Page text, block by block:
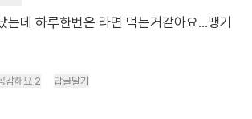
는데 하루한번은 라면 먹는거같아요...땡기
감해요 2 답글달기